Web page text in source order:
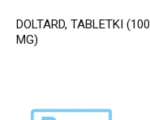
DOLTARD, TABLETKI (100
MG)